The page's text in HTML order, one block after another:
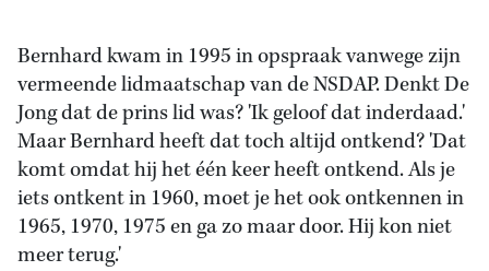
Bernhard kwam in 1995 in opspraak vanwege zijn
vermeende lidmaatschap van de NSDAP. Denkt De
Jong dat de prins lid was? 'Ik geloof dat inderdaad.'
Maar Bernhard heeft dat toch altijd ontkend? 'Dat
komt omdat hij het één keer heeft ontkend. Als je
iets ontkent in 1960, moet je het ook ontkennen in
1965, 1970, 1975 en ga zo maar door. Hij kon niet
meer terug.'